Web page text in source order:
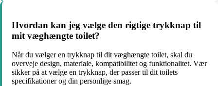
Hvordan kan jeg vælge den rigtige trykknap til
mit væghængte toilet?
Når du vælger en trykknap til dit væghængte toilet, skal du
overveje design, materiale, kompatibilitet og funktionalitet. Vær
sikker på at vælge en trykknap, der passer til dit toilets
specifikationer og din personlige smag.